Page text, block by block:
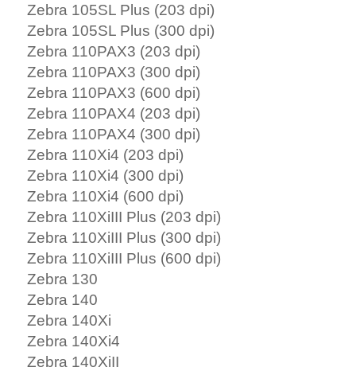
Zebra 105SL Plus (203 dpi)
Zebra 105SL Plus (300 dpi)
Zebra 110PAX3 (203 dpi)
Zebra 110PAX3 (300 dpi)
Zebra 110PAX3 (600 dpi)
Zebra 110PAX4 (203 dpi)
Zebra 110PAX4 (300 dpi)
Zebra 110Xi4 (203 dpi)
Zebra 110Xi4 (300 dpi)
Zebra 110Xi4 (600 dpi)
Zebra 110XiIII Plus (203 dpi)
Zebra 110XiIII Plus (300 dpi)
Zebra 110XiIII Plus (600 dpi)
Zebra 130
Zebra 140
Zebra 140Xi
Zebra 140Xi4
Zebra 140XiII